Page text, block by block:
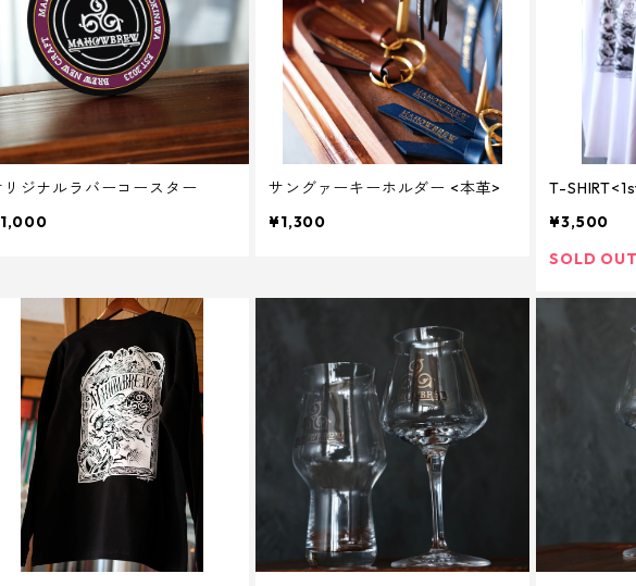
リジナルラバーコースター
サングァーキーホルダー <本革>
¥1,300
T-
¥3,500
SOLD